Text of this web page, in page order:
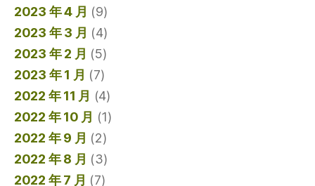
2023 年 4 月 (9)
2023 年 3 月 (4)
2023 年 2 月 (5)
2023 年 1 月 (7)
2022 年 11 月 (4)
2022 年 10 月 (1)
2022 年 9 月 (2)
2022 年 8 月 (3)
2022 年 7 月 (7)